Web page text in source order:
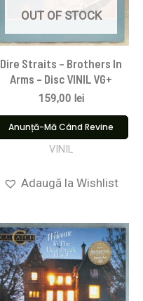
OUT OF STOCK
Dire Straits ‎– Brothers In
Arms – Disc VINIL VG+
159,00 lei
Anunță-Mă Când Revine
VINIL
Adaugă la Wishlist